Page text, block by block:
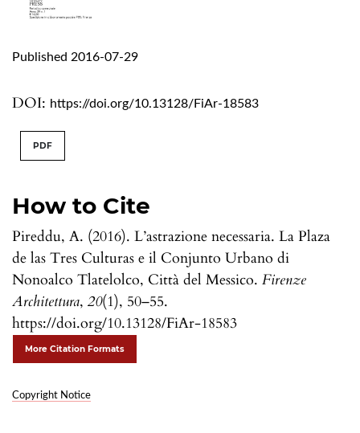
DOI: https://doi.org/10.13128/FiAr-18583
Published 2016-07-29
How to Cite
Pireddu, A. (2016). L’astrazione necessaria. La Plaza
de las Tres Culturas e il Conjunto Urbano di
Nonoalco Tlatelolco, Città del Messico. Firenze
Architettura, 20(1), 50–55.
https://doi.org/10.13128/FiAr-18583
More Citation Formats
Copyright Notice
PDF